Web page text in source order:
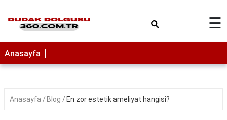
☰
Anasayfa
Anasayfa Blog En zor estetik ameliyat hangisi?